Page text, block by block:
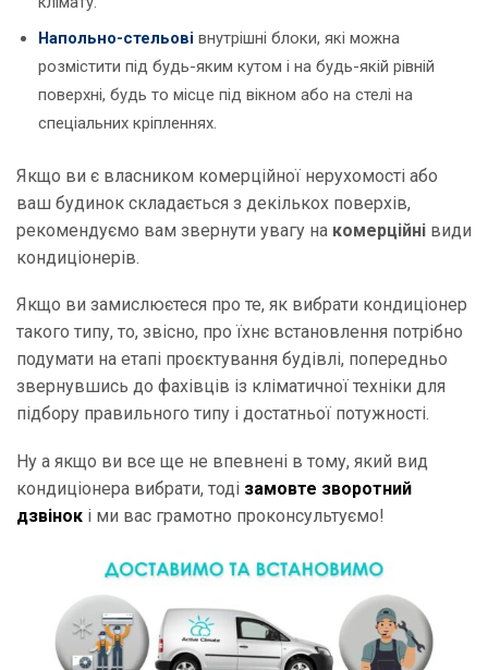
Напольно-стельові внутрішні блоки, які можна
розмістити під будь-яким кутом і на будь-якій рівній
поверхні, будь то місце під вікном або на стелі на
спеціальних кріпленнях.
Якщо ви є власником комерційної нерухомості або
ваш будинок складається з декількох поверхів,
рекомендуємо вам звернути увагу на комерційні види
кондиціонерів.
Якщо ви замислюєтеся про те, як вибрати кондиціонер
такого типу, то, звісно, про їхнє встановлення потрібно
подумати на етапі проєктування будівлі, попередньо
звернувшись до фахівців із кліматичної техніки для
підбору правильного типу і достатньої потужності.
Ну а якщо ви все ще не впевнені в тому, який вид
кондиціонера вибрати, тоді замовте зворотний
дзвінок і ми вас грамотно проконсультуємо!